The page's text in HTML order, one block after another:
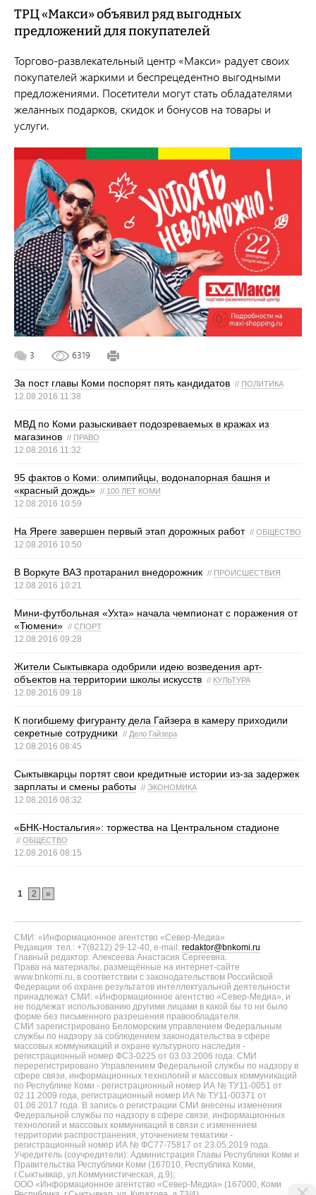
ТРЦ «Макси» объявил ряд выгодных
предложений для покупателей
Торгово-развлекательный центр «Макси» радует своих
покупателей жаркими и беспрецедентно выгодными
предложениями. Посетители могут стать обладателями
желанных подарков, скидок и бонусов на товары и
услуги.
3 6319
За пост главы Коми поспорят пять кандидатов // ПОЛИТИКА
12.08.2016 11:38
МВД по Коми разыскивает подозреваемых в кражах из
магазинов // ПРАВО
12.08.2016 11:32
95 фактов о Коми: олимпийцы, водонапорная башня и
«красный дождь» // 100 ЛЕТ КОМИ
12.08.2016 10:59
На Яреге завершен первый этап дорожных работ // ОБЩЕСТВО
12.08.2016 10:50
В Воркуте ВАЗ протаранил внедорожник // ПРОИСШЕСТВИЯ
12.08.2016 10:21
Мини-футбольная «Ухта» начала чемпионат с поражения от
«Тюмени» // СПОРТ
12.08.2016 09:28
Жители Сыктывкара одобрили идею возведения арт-
объектов на территории школы искусств // КУЛЬТУРА
12.08.2016 09:18
К погибшему фигуранту дела Гайзера в камеру приходили
секретные сотрудники
// Дело Гайзера
12.08.2016 08:45
Сыктывкарцы портят свои кредитные истории из-за задержек
зарплаты и смены работы // ЭКОНОМИКА
12.08.2016 08:32
«БНК-Ностальгия»: торжества на Центральном стадионе
// ОБЩЕСТВО
12.08.2016 08:15
1 2 »
СМИ: «Информационное агентство «Север-Медиа»
Редакция: тел.: +7(8212) 29-12-40, e-mail: redaktor@bnkomi.ru
Главный редактор: Алексеева Анастасия Сергеевна.
Права на материалы, размещённые на интернет-сайте
www.bnkomi.ru, в соответствии с законодательством Российской
Федерации об охране результатов интеллектуальной деятельности
принадлежат СМИ: «Информационное агентство «Север-Медиа», и
не подлежат использованию другими лицами в какой бы то ни было
форме без письменного разрешения правообладателя.
СМИ зарегистрировано Беломорским управлением Федеральным
службы по надзору за соблюдением законодательства в сфере
массовых коммуникаций и охране культурного наследия -
регистрационный номер ФС3-0225 от 03.03.2006 года. СМИ
перерегистрировано Управлением Федеральной службы по надзору в
сфере связи, информационных технологий и массовых коммуникаций
по Республике Коми - регистрационный номер ИА № ТУ11-0051 от
02.11.2009 года, регистрационный номер ИА № ТУ11-00371 от
01.06.2017 года. В запись о регистрации СМИ внесены изменения
Федеральной службы по надзору в сфере связи, информационных
технологий и массовых коммуникаций в связи с изменением
территории распространения, уточнением тематики -
регистрационный номер ИА № ФС77-75817 от 23.05.2019 года.
Учредитель (соучредители): Администрация Главы Республики Коми и
Правительства Республики Коми (167010, Республика Коми,
г.Сыктывкар, ул.Коммунистическая, д.9);
ООО «Информационное агентство «Север-Медиа» (167000, Коми